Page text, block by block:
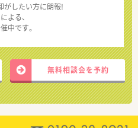
がしたい方に朗報!
よる、
中です。
無料相談会を予約